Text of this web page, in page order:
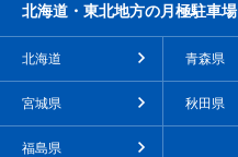
北海道・東北地方の月極駐車場
北海道 青森県
宮城県 秋田県
福島県